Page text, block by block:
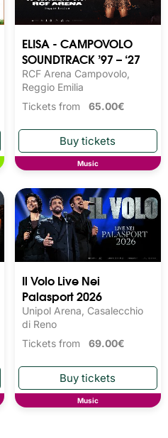
ELISA - CAMPOVOLO
SOUNDTRACK ’97 – ‘27
RCF Arena Campovolo,
Reggio Emilia
Tickets from 65.00€
Music
Il Volo Live Nei
Palasport 2026
Unipol Arena, Casalecchio
di Reno
Tickets from 69.00€
Music